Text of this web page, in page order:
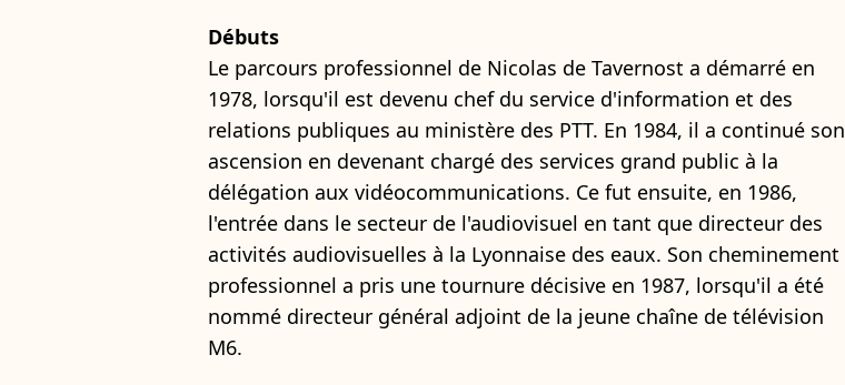
Débuts
Le parcours professionnel de Nicolas de Tavernost a démarré en
1978, lorsqu'il est devenu chef du service d'information et des
relations publiques au ministère des PTT. En 1984, il a continué son
ascension en devenant chargé des services grand public à la
délégation aux vidéocommunications. Ce fut ensuite, en 1986,
l'entrée dans le secteur de l'audiovisuel en tant que directeur des
activités audiovisuelles à la Lyonnaise des eaux. Son cheminement
professionnel a pris une tournure décisive en 1987, lorsqu'il a été
nommé directeur général adjoint de la jeune chaîne de télévision
M6.